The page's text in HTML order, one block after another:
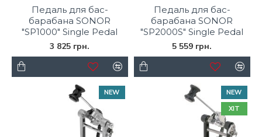
Педаль для бас-
барабана SONOR
"SP1000" Single Pedal
3 825 грн.
Педаль для бас-
барабана SONOR
"SP2000S" Single Pedal
5 559 грн.
NEW
NEW
ХІТ